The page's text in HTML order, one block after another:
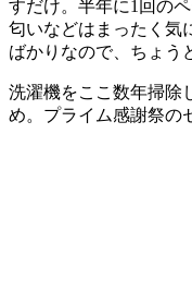
すだけ。半年に1回の
匂いなどはまったく気
ばかりなので、ちょう
洗濯機をここ数年掃除
め。 プライム感謝祭の